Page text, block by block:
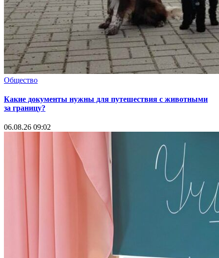
Общество
Какие документы нужны для путешествия с животными
за границу?
06.08.26 09:02